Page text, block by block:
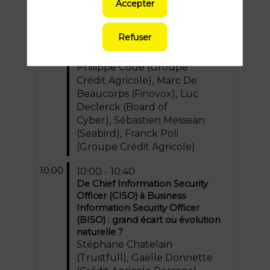
09:20 - 10:00
Cybersécurité et résilience
opérationnelle pour les
institutions financières - quels
grands enjeux 2025-2030 ?
Philippe Coue(Groupe
Crédit Agricole) Marc De
Beaucorps (Finovox)
Luc
Declerck (Board of
Cyber) Sébastien Messean
(Seabird ) Franck Poli
(Groupe Crédit Agricole)
10:00 10:00 - 10:40
De Chief Information Security
Officer (CISO) à Business
Information Security Officer
(BISO) : grand écart ou évolution
naturelle ?
Stéphane Chatelain
(Trustfull ) Gaëlle Donnette
Accepter
Refuser